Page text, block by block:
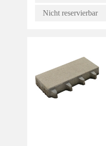
Nicht reservierbar